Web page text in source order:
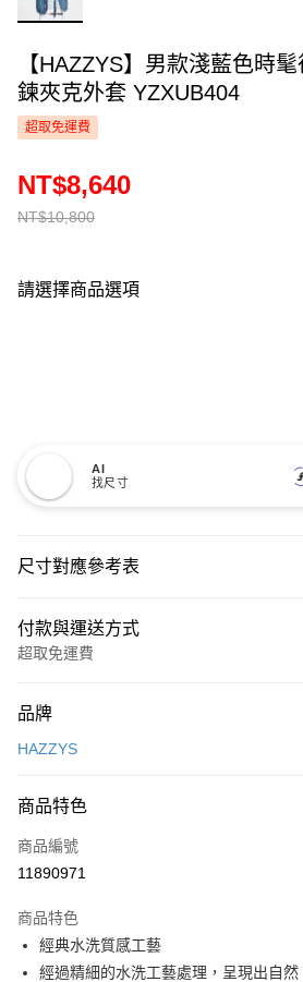
【HAZZYS】男款淺藍色時
鍊夾克外套 YZXUB404
超取免運費
NT$10,800
NT$8,640
請選擇商品選項
AI
找尺寸
尺寸對應參考表
付款與運送方式
超取免運費
信用卡一次付款
LINE Pay
Apple Pay
悠遊付
大哥付你分期
品牌
HAZZYS
商品特色
商品編號
11890971
商品特色
經典水洗質感工藝
經過精細的水洗工藝處理，呈現出自